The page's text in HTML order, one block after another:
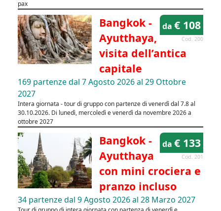
pax
da € 108
Cod. 200
Bangkok -
Ayutthaya,
visita dell’antica
capitale
169 partenze dal 7 Agosto 2026 al 29 Ottobre
2027
Intera giornata - tour di gruppo con partenze di venerdì dal 7.8 al
30.10.2026. Di lunedì, mercoledì e venerdì da novembre 2026 a
ottobre 2027
da € 133
Cod. 201
Bangkok -
Ayutthaya
con mini crociera e
pranzo incluso
34 partenze dal 9 Agosto 2026 al 28 Marzo 2027